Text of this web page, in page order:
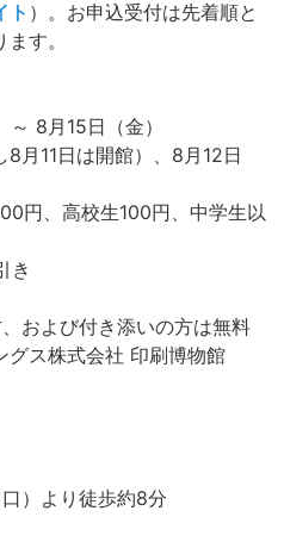
ト ）。お申込受付は先着順と
す。
8月15日（金）
8月11日は開館）、8月12日
円、高校生100円、中学生以
き
および付き添いの方は無料
グス株式会社 印刷博物館
）より徒歩約8分